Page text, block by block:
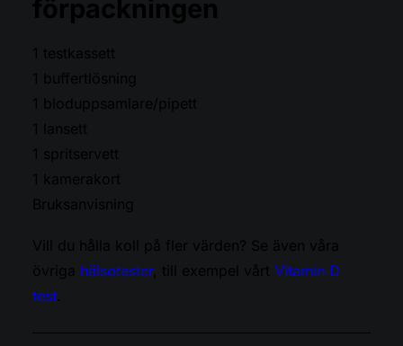
förpackningen
1 testkassett
1 buffertlösning
1 bloduppsamlare/pipett
1 lansett
1 spritservett
1 kamerakort
Bruksanvisning
Vill du hålla koll på fler värden? Se även våra
övriga hälsotester, till exempel vårt Vitamin‑D
test.